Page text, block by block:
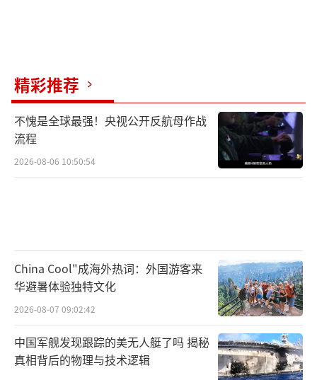
精彩推荐
不愧是全球最强！央视公开反航母作战
流程
2026-08-06 10:50:54
China Cool"成海外热词：外国游客来
华避暑体验独特文化
2026-08-07 09:02:42
中国军舰发现跟踪的美无人艇了吗 揭秘
真相背后的物理与技术逻辑